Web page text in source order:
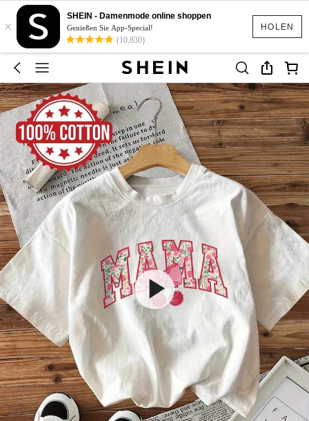
HOLEN
×
SHEIN - Damenmode online shoppen
Genießen Sie App-Special!
(10,830)